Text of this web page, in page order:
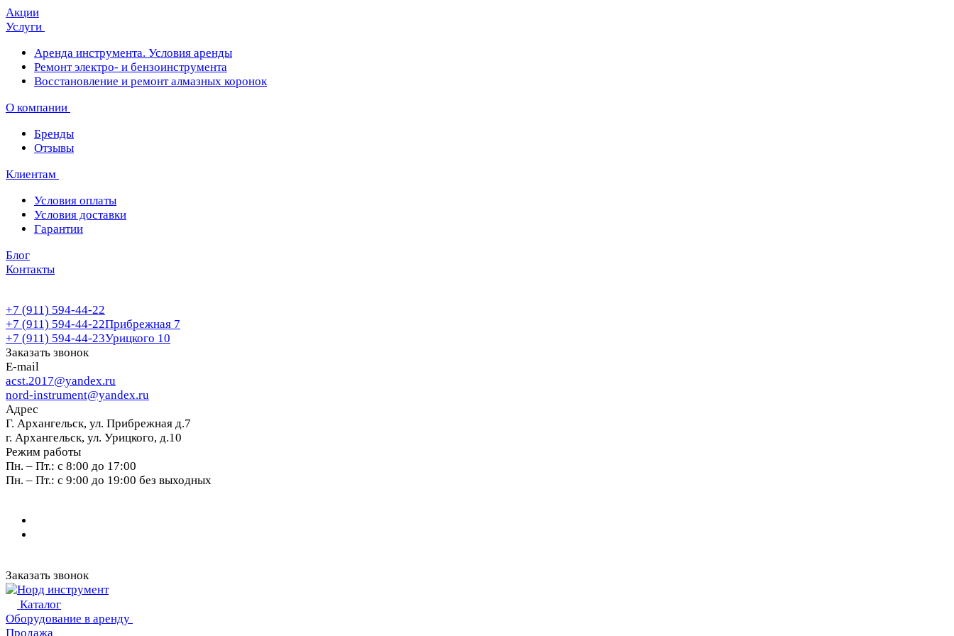
Акции
Услуги
Аренда инструмента. Условия аренды
Ремонт электро- и бензоинструмента
Восстановление и ремонт алмазных коронок
О компании
Бренды
Отзывы
Клиентам
Условия оплаты
Условия доставки
Гарантии
Блог
Контакты
+7 (911) 594-44-22
+7 (911) 594-44-22Прибрежная 7
+7 (911) 594-44-23Урицкого 10
Заказать звонок
E-mail
acst.2017@yandex.ru
nord-instrument@yandex.ru
Адрес
Г. Архангельск, ул. Прибрежная д.7
г. Архангельск, ул. Урицкого, д.10
Режим работы
Пн. – Пт.: с 8:00 до 17:00
Пн. – Пт.: с 9:00 до 19:00 без выходных
Заказать звонок
Каталог
Оборудование в аренду
Продажа